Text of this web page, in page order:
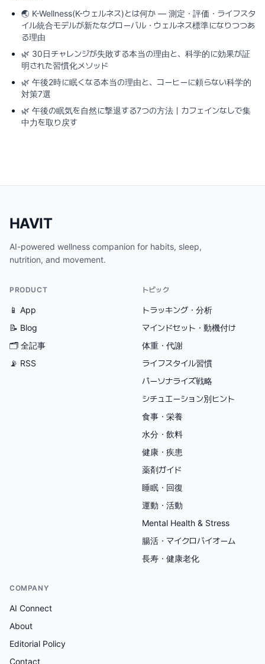
🌏 K-Wellness(K-ウェルネス)とは何か ― 測定・評価・ライフスタ
イル統合モデルが新たなグローバル・ウェルネス標準になりつつあ
る理由
🌿 30日チャレンジが失敗する本当の理由と、科学的に効果が証
明された習慣化メソッド
🌿 午後2時に眠くなる本当の理由と、コーヒーに頼らない科学的
対策7選
🌿 午後の眠気を自然に撃退する7つの方法｜カフェインなしで集
中力を取り戻す
HAVIT
AI-powered wellness companion for habits, sleep,
nutrition, and movement.
PRODUCT
📱 App
📝 Blog
🗂 全記事
📡 RSS
トピック
トラッキング・分析
マインドセット・動機付け
体重・代謝
ライフスタイル習慣
パーソナライズ戦略
シチュエーション別ヒント
食事・栄養
水分・飲料
健康・疾患
薬剤ガイド
睡眠・回復
運動・活動
Mental Health & Stress
腸活・マイクロバイオーム
長寿・健康老化
COMPANY
AI Connect
About
Editorial Policy
Contact